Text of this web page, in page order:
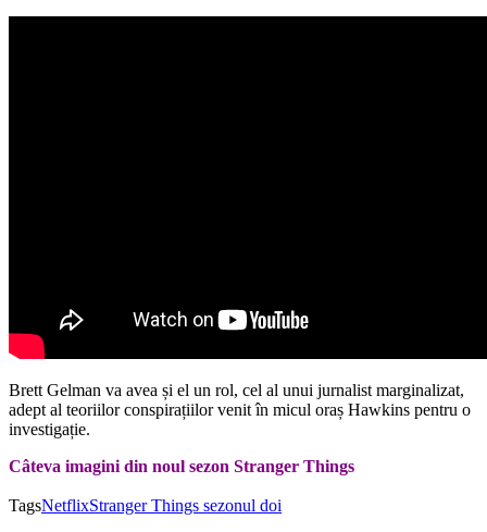
Brett Gelman va avea și el un rol, cel al unui jurnalist marginalizat,
adept al teoriilor conspirațiilor venit în micul oraș Hawkins pentru o
investigație.
Câteva imagini din noul sezon Stranger Things
TagsNetflixStranger Things sezonul doi